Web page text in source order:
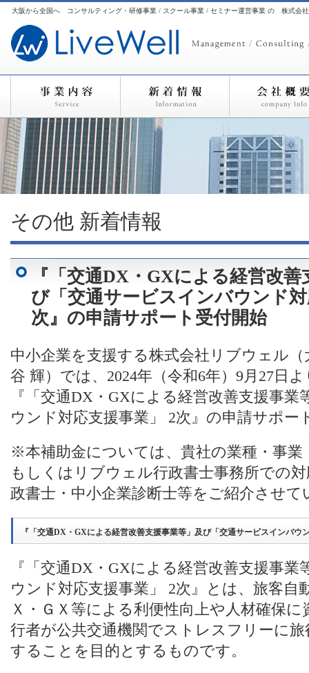
大阪から全国へ コンサルティング・研修事業 / スクール事業 / セミナー運営事業 の 株式会
その他 新着情報
『「交通DX・GXによる経営改
び「交通サービスインバウンド
次』の申請サポート受付開始
中小企業を支援する株式会社リブウェル
谷 輝）では、2024年（令和6年）9月27日
『「交通DX・GXによる経営改善支援事
ウンド対応支援事業」 2次』の申請サポ
※本補助金については、貴社の業種・事業
もしくはリブウェル行政書士事務所での
政書士・中小企業診断士等をご紹介させ
『「交通DX・GXによる経営改善支援事業等」及び「交通サービスインバウ
『「交通DX・GXによる経営改善支援事
ウンド対応支援事業」 2次』とは、旅客自
Ｘ・ＧＸ等による利便性向上や人材確保
行者が公共交通機関でストレスフリーに
することを目的とするものです。